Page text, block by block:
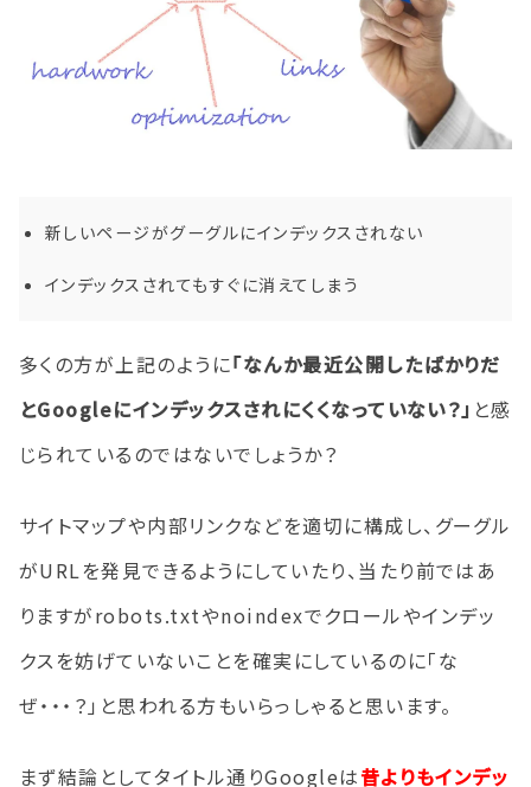
新しいページがグーグルにインデックスされない
インデックスされてもすぐに消えてしまう
多くの方が上記のように「なんか最近公開したばかりだ
とGoogleにインデックスされにくくなっていない？」 と感
じられているのではないでしょうか？
サイトマップや内部リンクなどを適切に構成し、グーグル
がURLを発見できるようにしていたり、当たり前ではあ
りますがrobots.txtやnoindexでクロールやインデッ
クスを妨げていないことを確実にしているのに「な
ぜ・・・？」と思われる方もいらっしゃると思います。
まず結論としてタイトル通りGoogleは昔よりもインデッ